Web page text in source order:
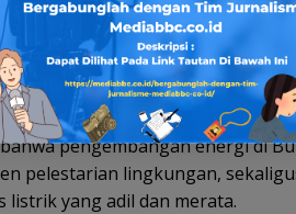
di Gedung Sate, Bandung
mempercepat pembangunan
listrik yang merata, sekaligus
pengembangan energi di
pelestarian lingkungan,
listrik yang adil dan merata.